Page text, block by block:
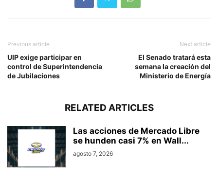
Previous article
UIP exige participar en
control de Superintendencia
de Jubilaciones
Next article
El Senado tratará esta
semana la creación del
Ministerio de Energía
RELATED ARTICLES
Las acciones de Mercado Libre
se hunden casi 7% en Wall...
agosto 7, 2026